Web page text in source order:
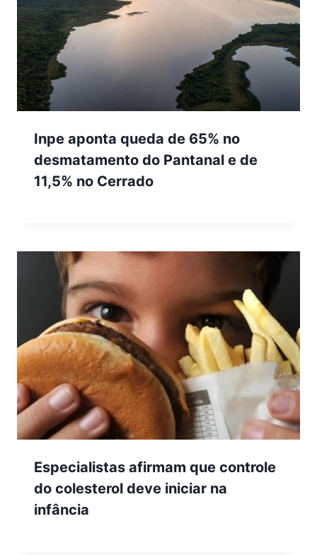
Inpe aponta queda de 65% no
desmatamento do Pantanal e de
11,5% no Cerrado
Especialistas afirmam que controle
do colesterol deve iniciar na
infância